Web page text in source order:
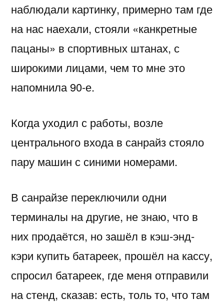
наблюдали картинку, примерно там где
на нас наехали, стояли «канкретные
пацаны» в спортивных штанах, с
широкими лицами, чем то мне это
напомнила 90-е.
Когда уходил с работы, возле
центрального входа в санрайз стояло
пару машин с синими номерами.
В санрайзе переключили одни
терминалы на другие, не знаю, что в
них продаётся, но зашёл в кэш-энд-
кэри купить батареек, прошёл на кассу,
спросил батареек, где меня отправили
на стенд, сказав: есть, толь то, что там